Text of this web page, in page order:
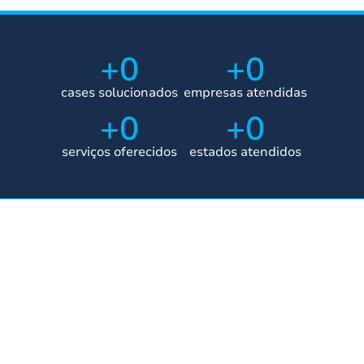
cases solucionados
+0
empresas atendidas
+0
serviços oferecidos
+0
estados atendidos
+0